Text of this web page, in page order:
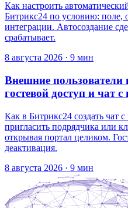
Как настроить
Битрикс24 по условию: поле,
интеграции. Автосоздание
срабатывает.
8 августа 2026 · 9 мин
Внешние пользователи
гостевой доступ и чат
Как в Битрикс24 создать чат
пригласить подрядчика или
открывая портал целиком.
деактивация.
8 августа 2026 · 9 мин